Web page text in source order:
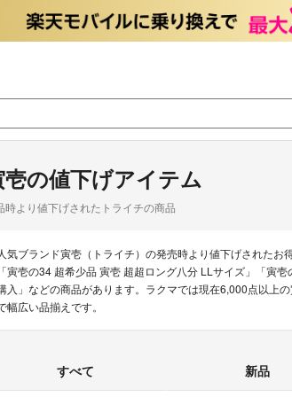
壱の値下げアイテム
時より値下げされたトライチの商品
人気ブランド寅壱（トライチ）の発売時より値下げされたお
「寅壱の34 超希少品 寅壱 超超ロング八分 LLサイズ」
入」などの商品があります。ラクマでは現在6,000点以上
幅広い品揃えです。
すべて 新品